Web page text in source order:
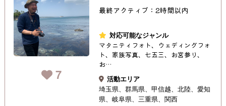
7
最終アクティブ：2時間以内
対応可能なジャンル
マタニティフォト、ウェディングフォ
ト、家族写真、七五三、お宮参り、
お…
活動エリア
埼玉県
群馬県 甲信越 北陸
愛知
県
岐阜県 三重県 関西